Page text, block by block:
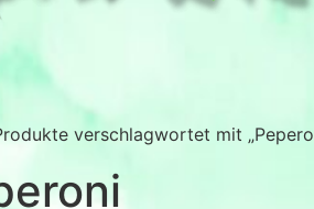
verschlagwortet mit